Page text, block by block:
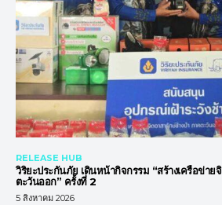
RELEASE HUB
วิริยะประกันภัย เดินหน้ากิจกรรม “สร้างเครือข่าย
ตะวันออก” ครั้งที่ 2
5 สิงหาคม 2026